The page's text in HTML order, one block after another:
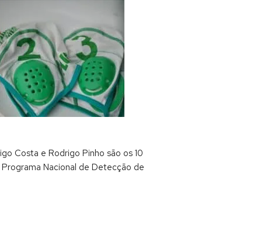
Costa e Rodrigo Pinho são os 10
Nacional de Detecção de